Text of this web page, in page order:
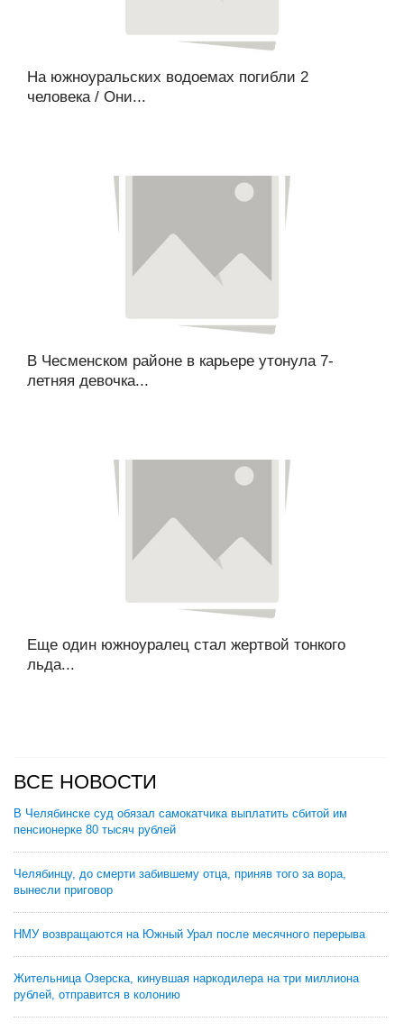
На южноуральских водоемах погибли 2
человека / Они...
В Чесменском районе в карьере утонула 7-
летняя девочка...
Еще один южноуралец стал жертвой тонкого
льда...
ВСЕ НОВОСТИ
В Челябинске суд обязал самокатчика выплатить сбитой им
пенсионерке 80 тысяч рублей
Челябинцу, до смерти забившему отца, приняв того за вора,
вынесли приговор
НМУ возвращаются на Южный Урал после месячного перерыва
Жительница Озерска, кинувшая наркодилера на три миллиона
рублей, отправится в колонию